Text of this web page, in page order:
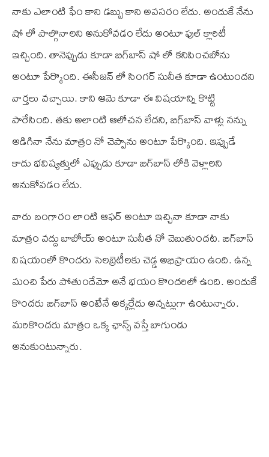
నాకు ఎలాంటి ఫేం కాని డబ్బు కాని అవసరం లేదు. అందుకే నేను
షో లో పాల్గొనాలని అనుకోవడం లేదు అంటూ ఫుల్‌ క్లారిటీ
ఇచ్చింది. తానెప్పుడు కూడా బిగ్‌బాస్‌ షో లో కనిపించబోను
అంటూ పేర్కొంది. ఈసీజన్‌ లో సింగర్‌ సునీత కూడా ఉంటుందని
వార్తలు వచ్చాయి. కాని ఆమె కూడా ఈ విషయాన్ని కొట్టి
పారేసింది. తకు అలాంటి ఆలోచన లేదని, బిగ్‌బాస్‌ వాళ్లు నన్ను
అడిగినా నేను మాత్రం నో చెప్పాను అంటూ పేర్కొంది. ఇప్పుడే
కాదు భవిష్యత్తులో ఎప్పుడు కూడా బిగ్‌బాస్‌ లోకి వెళ్లాలని
అనుకోవడం లేదు.
వారు బంగారం లాంటి ఆఫర్‌ అంటూ ఇచ్చినా కూడా నాకు
మాత్రం వద్దు బాబోయ్‌ అంటూ సునీత నో చెబుతుందట. బిగ్‌బాస్
విషయంలో కొందరు సెలబ్రెటీలకు చెడ్డ అభిప్రాయం ఉంది. ఉన్న
మంచి పేరు పోతుందేమో అనే భయం కొందరిలో ఉంది. అందుకే
కొందరు బిగ్‌బాస్‌ అంటేనే అక్కర్లేదు అన్నట్లుగా ఉంటున్నారు.
మరికొందరు మాత్రం ఒక్క ఛాన్స్‌ వస్తే బాగుండు
అనుకుంటున్నారు.